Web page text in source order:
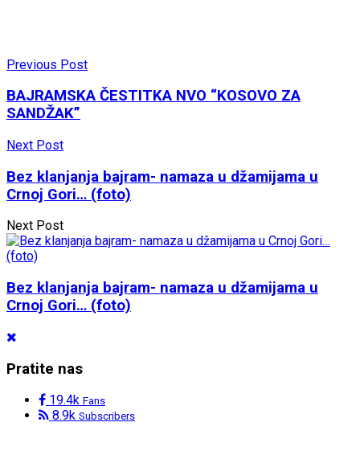
Previous Post
BAJRAMSKA ČESTITKA NVO “KOSOVO ZA
SANDŽAK”
Next Post
Bez klanjanja bajram- namaza u džamijama u
Crnoj Gori… (foto)
Next Post
Bez klanjanja bajram- namaza u džamijama u
Crnoj Gori… (foto)
Pratite nas
19.4k Fans
8.9k Subscribers